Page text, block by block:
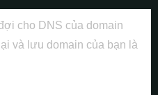
cho DNS của domain
và lưu domain của bạn là